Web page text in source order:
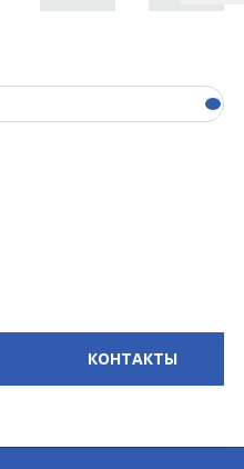
КОНТАКТЫ